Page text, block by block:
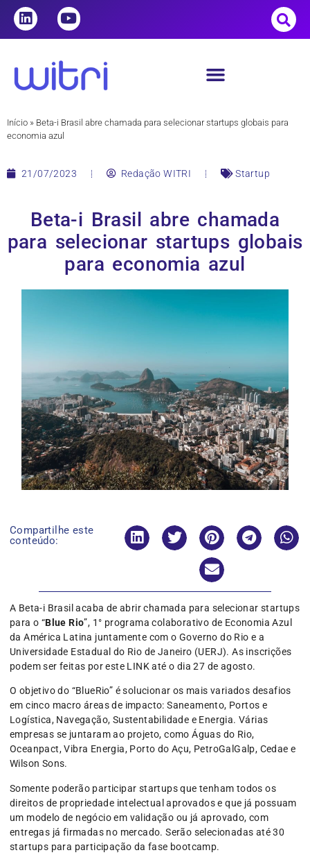
Início » Beta-i Brasil abre chamada para selecionar startups globais para
economia azul
21/07/2023 Redação WITRI Startup
Beta-i Brasil abre chamada
para selecionar startups globais
para economia azul
Compartilhe este
conteúdo:
A Beta-i Brasil acaba de abrir chamada para selecionar startups
para o “Blue Rio”, 1° programa colaborativo de Economia Azul
da América Latina juntamente com o Governo do Rio e a
Universidade Estadual do Rio de Janeiro (UERJ). As inscrições
podem ser feitas por este LINK até o dia 27 de agosto.
O objetivo do “BlueRio” é solucionar os mais variados desafios
em cinco macro áreas de impacto: Saneamento, Portos e
Logística, Navegação, Sustentabilidade e Energia. Várias
empresas se juntaram ao projeto, como Águas do Rio,
Oceanpact, Vibra Energia, Porto do Açu, PetroGalGalp, Cedae e
Wilson Sons.
Somente poderão participar startups que tenham todos os
direitos de propriedade intelectual aprovados e que já possuam
um modelo de negócio em validação ou já aprovado, com
entregas já firmadas no mercado. Serão selecionadas até 30
startups para participação da fase bootcamp.